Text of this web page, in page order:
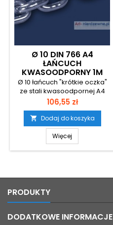
Ø 10 DIN 766 A4
ŁAŃCUCH
KWASOODPORNY 1M
Ø 10 łańcuch "krótkie oczka"
ze stali kwasoodpornej A4
szerokość wewnętrzna oczka
28 wysokość wewnętrzna
oczka 12 cena za odcinek 1
metr
Cena
106,55 zł
 Dodaj do koszyka
Więcej
PRODUKTY
DODATKOWE INFORMACJE